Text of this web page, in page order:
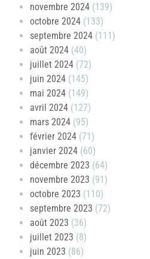
novembre 2024 (139)
octobre 2024 (133)
septembre 2024 (111)
août 2024 (40)
juillet 2024 (72)
juin 2024 (145)
mai 2024 (149)
avril 2024 (127)
mars 2024 (95)
février 2024 (71)
janvier 2024 (60)
décembre 2023 (64)
novembre 2023 (91)
octobre 2023 (110)
septembre 2023 (72)
août 2023 (36)
juillet 2023 (8)
juin 2023 (86)